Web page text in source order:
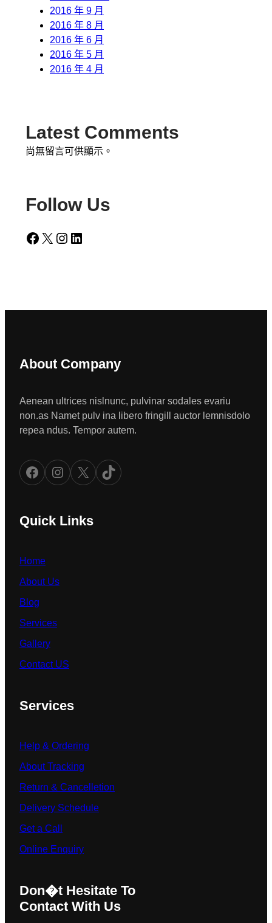
2016 年 9 月
2016 年 8 月
2016 年 6 月
2016 年 5 月
2016 年 4 月
Latest Comments
尚無留言可供顯示。
Follow Us
Facebook X Instagram LinkedIn
About Company
Aenean ultrices nislnunc, pulvinar sodales evariu
non.as Namet pulv ina libero fringill auctor lemnisdolo
repea ndus. Tempor autem.
Facebook Instagram X TikTok
Quick Links
Home
About Us
Blog
Services
Gallery
Contact US
Services
Help & Ordering
About Tracking
Return & Cancelletion
Delivery Schedule
Get a Call
Online Enquiry
Don�t Hesitate To
Contact With Us